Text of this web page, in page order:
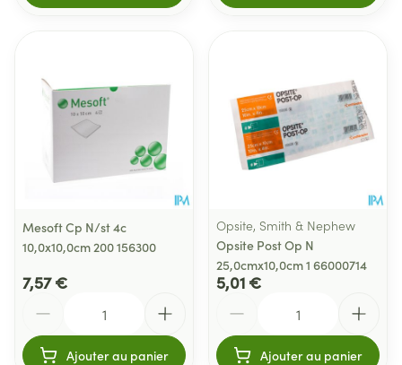
Mesoft Cp N/st 4c
10,0x10,0cm 200 156300
7,57 €
Ajouter au panier
Opsite, Smith & Nephew
Opsite Post Op N
25,0cmx10,0cm 1 66000714
5,01 €
Ajouter au panier